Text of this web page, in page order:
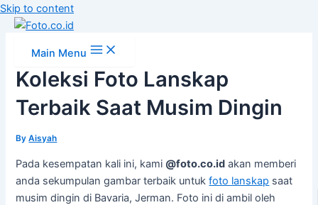
Skip to content
Main Menu
Koleksi Foto Lanskap
Terbaik Saat Musim Dingin
ByAisyah
Pada kesempatan kali ini, kami @foto.co.id akan memberi
anda sekumpulan gambar terbaik untukfoto lanskap saat
musim dingin di Bavaria, Jerman. Foto ini di ambil oleh